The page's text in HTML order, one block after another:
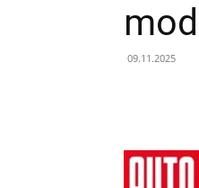
09.11.2025